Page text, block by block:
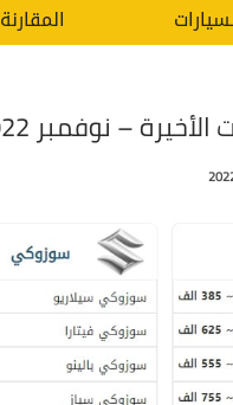
المقارنة
– نوفمبر 2022